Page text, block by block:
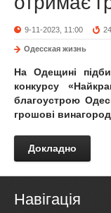
9-11-2023, 11:00
Одесская жизнь
На Одещині
конкурсу
благоустрою
грошові
Докладно
Навігація